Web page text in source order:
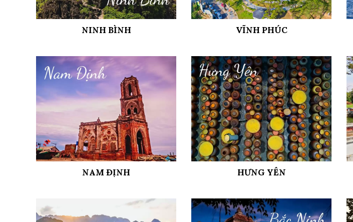
NINH BÌNH VĨNH PHÚC
NAM ĐỊNH HƯNG YÊN